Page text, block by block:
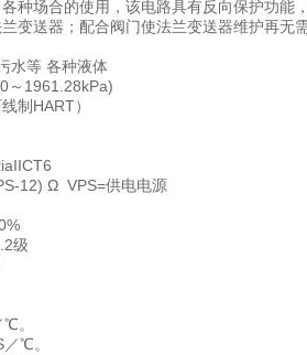
种场合的使用，该电路具有反向保护功能
变送器；配合阀门使法兰变送器维护再无
水等 各种液体
～1961.28kPa)
制HART）
12) Ω VPS=供电电源
级
。
℃。